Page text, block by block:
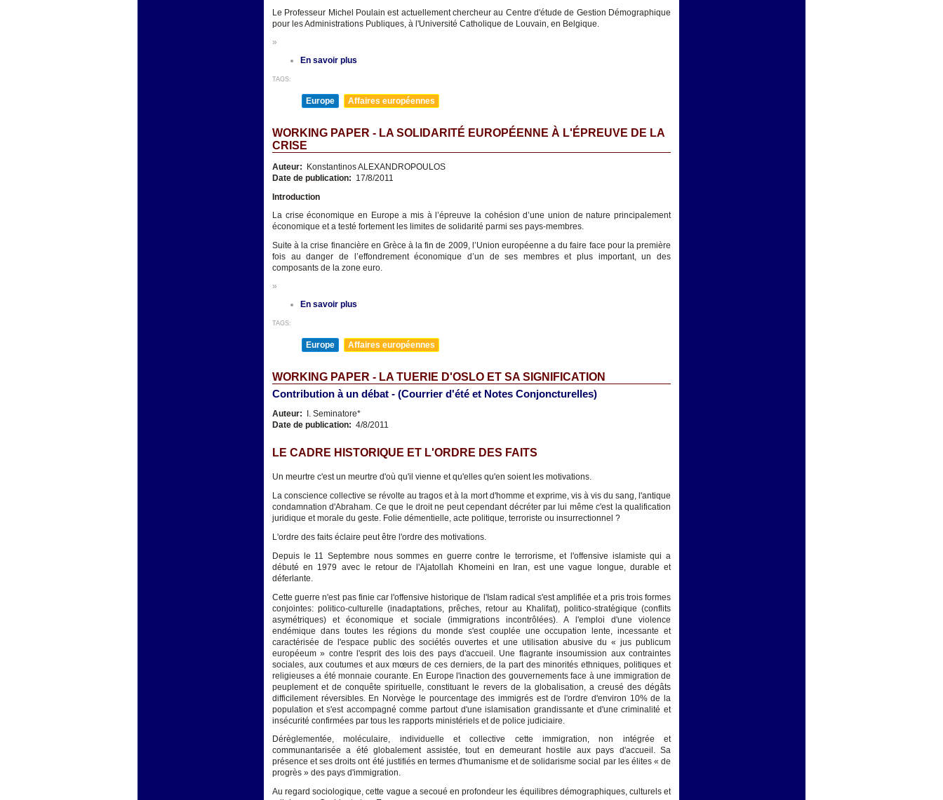
Le Professeur Michel Poulain est actuellement chercheur au Centre d'étude de Gestion Démographique
pour les Administrations Publiques, à l'Université Catholique de Louvain, en Belgique.
»
En savoir plus
TAGS:
Europe Affaires européennes
WORKING PAPER - LA SOLIDARITÉ EUROPÉENNE À L'ÉPREUVE DE LA
CRISE
Auteur: Konstantinos ALEXANDROPOULOS
Date de publication: 17/8/2011
Introduction
La crise économique en Europe a mis à l’épreuve la cohésion d’une union de nature principalement
économique et a testé fortement les limites de solidarité parmi ses pays-membres.
Suite à la crise financière en Grèce à la fin de 2009, l’Union européenne a du faire face pour la première
fois au danger de l’effondrement économique d’un de ses membres et plus important, un des
composants de la zone euro.
»
En savoir plus
TAGS:
Europe Affaires européennes
WORKING PAPER - LA TUERIE D'OSLO ET SA SIGNIFICATION
Contribution à un débat - (Courrier d'été et Notes Conjoncturelles)
Auteur:
I. Seminatore*
Date de publication: 4/8/2011
LE CADRE HISTORIQUE ET L'ORDRE DES FAITS
Un meurtre c'est un meurtre d'où qu'il vienne et qu'elles qu'en soient les motivations.
La conscience collective se révolte au tragos et à la mort d'homme et exprime, vis à vis du sang, l'antique
condamnation d'Abraham. Ce que le droit ne peut cependant décréter par lui même c'est la qualification
juridique et morale du geste. Folie démentielle, acte politique, terroriste ou insurrectionnel ?
L'ordre des faits éclaire peut être l'ordre des motivations.
Depuis le 11 Septembre nous sommes en guerre contre le terrorisme, et l'offensive islamiste qui a
débuté en 1979 avec le retour de l'Ajatollah Khomeini en Iran, est une vague longue, durable et
déferlante.
Cette guerre n'est pas finie car l'offensive historique de l'Islam radical s'est amplifiée et a pris trois formes
conjointes: politico-culturelle (inadaptations, prêches, retour au Khalifat), politico-stratégique (conflits
asymétriques) et économique et sociale (immigrations incontrôlées). A l'emploi d'une violence
endémique dans toutes les régions du monde s'est couplée une occupation lente, incessante et
caractérisée de l'espace public des sociétés ouvertes et une utilisation abusive du « jus publicum
européeum » contre l'esprit des lois des pays d'accueil. Une flagrante insoumission aux contraintes
sociales, aux coutumes et aux mœurs de ces derniers, de la part des minorités ethniques, politiques et
religieuses a été monnaie courante. En Europe l'inaction des gouvernements face à une immigration de
peuplement et de conquête spirituelle, constituant le revers de la globalisation, a creusé des dégâts
difficilement réversibles. En Norvège le pourcentage des immigrés est de l'ordre d'environ 10% de la
population et s'est accompagné comme partout d'une islamisation grandissante et d'une criminalité et
insécurité confirmées par tous les rapports ministériels et de police judiciaire.
Dérèglementée, moléculaire, individuelle et collective cette immigration, non intégrée et
communantarisée a été globalement assistée, tout en demeurant hostile aux pays d'accueil. Sa
présence et ses droits ont été justifiés en termes d'humanisme et de solidarisme social par les élites « de
progrès » des pays d'immigration.
Au regard sociologique, cette vague a secoué en profondeur les équilibres démographiques, culturels et